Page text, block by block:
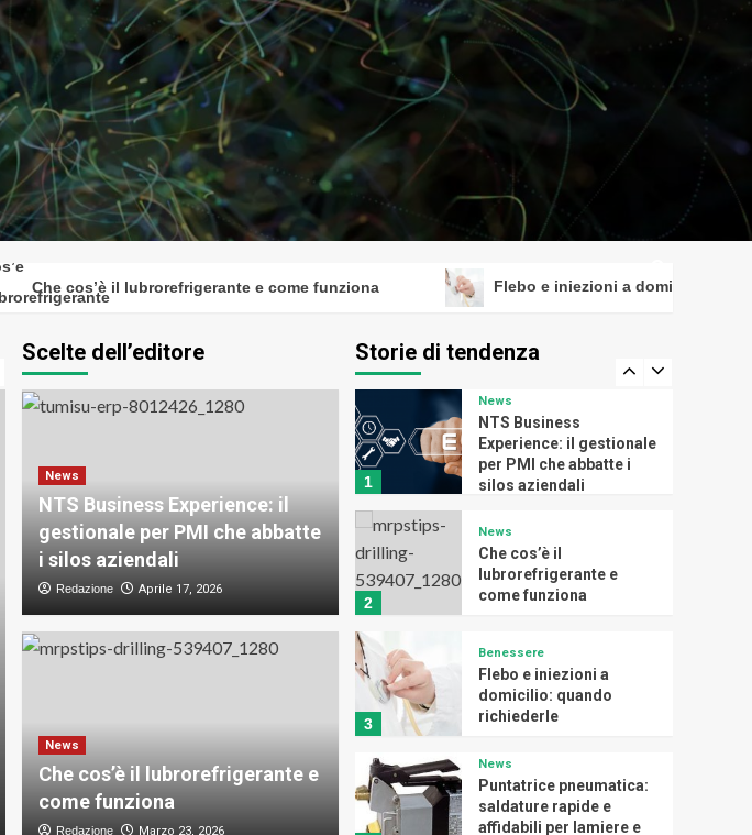
Che cos’è il lubrorefrigerante e come funziona Flebo e iniezioni a domicilio: quando
Che cos’è il lubrorefrigerante e
come funziona
Redazione Marzo 23, 2026
Scelte dell’editore
News
NTS Business Experience: il
gestionale per PMI che abbatte
i silos aziendali
Redazione Aprile 17, 2026
News
Che cos’è il lubrorefrigerante e
come funziona
Redazione Marzo 23, 2026
Storie di tendenza
Benessere
Flebo e iniezioni a
domicilio: quando
richiederle
4
Puntatrice pneumatica:
saldature rapide e
affidabili per lamiere e
componenti metallici
5
News
I migliori modelli di
sul mercato
1
News
NTS Business
Experience: il gestionale
per PMI che abbatte i
silos aziendali
2
News
Che cos’è il
lubrorefrigerante e
come funziona
3
Benessere
Flebo e iniezioni a
domicilio: quando
richiederle
News
Puntatrice pneumatica:
saldature rapide e
affidabili per lamiere e